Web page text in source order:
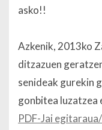
asko!!
Azkenik, 2013ko
ditzazuen
senideak gurekin
gonbitea luzatzea
PDF-Jai